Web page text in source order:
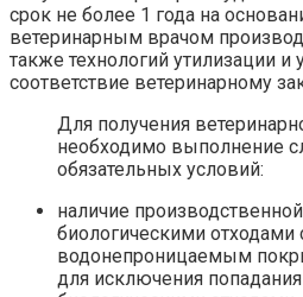
срок не более 1 года на
ветеринарным врачом
также технологий утилизации и
соответствие ветеринарному
Для получения
необходимо выполнение
обязательных условий:
наличие
биологическими
водонепроницаемым
для исключения